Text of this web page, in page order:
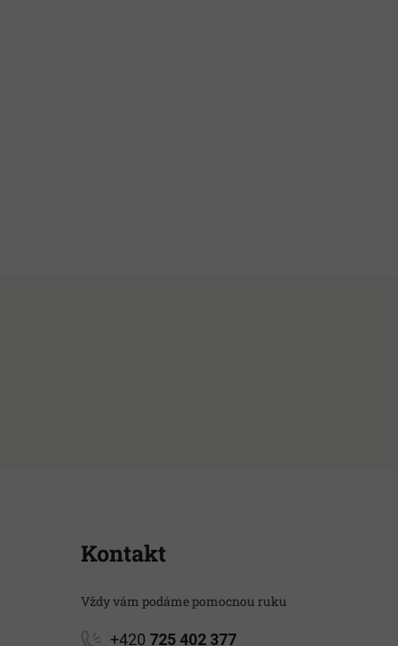
Kontakt
Vždy vám podáme pomocnou ruku
+420 725 402 377